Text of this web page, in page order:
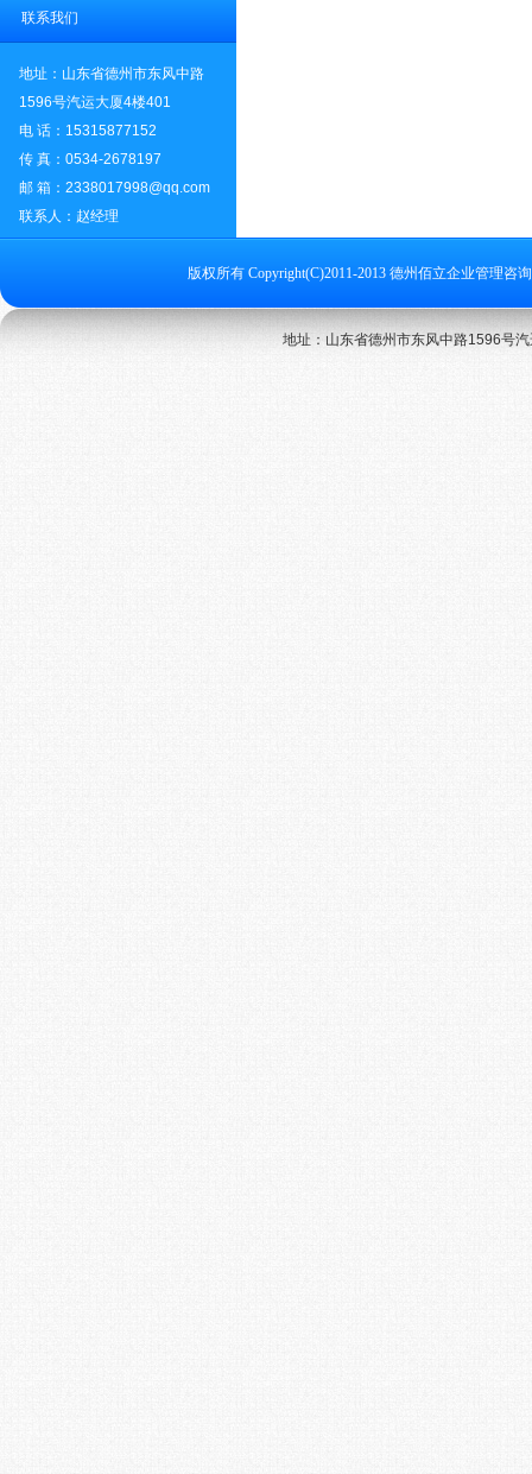
联系我们
地址：山东省德州市东风中路
1596号汽运大厦4楼401
电 话：15315877152
传 真：0534-2678197
邮 箱：2338017998@qq.com
联系人：赵经理
版权所有 Copyright(C)2011-2013 德州佰立企业管理咨
地址：山东省德州市东风中路1596号